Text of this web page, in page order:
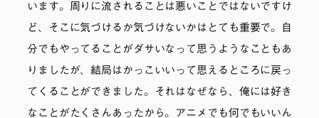
います。周りに流されることは悪いことではないですけ
ど、そこに気づけるか気づけないかはとても重要で。自
分でもやってることがダサいなって思うようなこともあ
りましたが、結局はかっこいいって思えるところに戻っ
てくることができました。それはなぜなら、俺には好き
なことがたくさんあったから。アニメでも何でもいいん